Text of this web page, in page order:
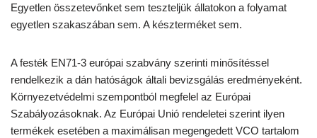
Egyetlen összetevőnket sem teszteljük állatokon a folyamat
egyetlen szakaszában sem. A készterméket sem.
A festék EN71-3 európai szabvány szerinti minősítéssel
rendelkezik a dán hatóságok általi bevizsgálás eredményeként.
Környezetvédelmi szempontból megfelel az Európai
Szabályozásoknak. Az Európai Unió rendeletei szerint ilyen
termékek esetében a maximálisan megengedett VCO tartalom